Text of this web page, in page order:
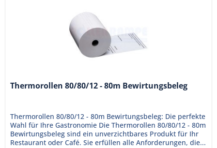
Thermorollen 80/80/12 - 80m Bewirtungsbeleg
Thermorollen 80/80/12 - 80m Bewirtungsbeleg: Die perfekte
Wahl für Ihre Gastronomie Die Thermorollen 80/80/12 - 80m
Bewirtungsbeleg sind ein unverzichtbares Produkt für Ihr
Restaurant oder Café. Sie erfüllen alle Anforderungen, die...